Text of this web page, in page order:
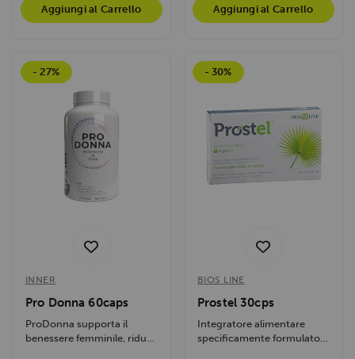
Aggiungi al Carrello Aggiungi al Carrello
- 27%
INNER
Pro Donna 60caps
ProDonna supporta il
benessere femminile, riduce
- 30%
BIOS LINE
Prostel 30cps
Integratore alimentare
specificamente formulato